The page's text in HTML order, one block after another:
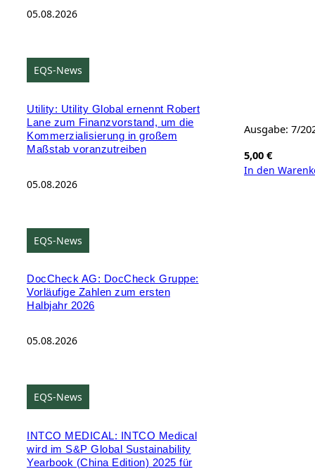
05.08.2026
EQS-News
Utility: Utility Global ernennt Robert
Lane zum Finanzvorstand, um die
Kommerzialisierung in großem
Maßstab voranzutreiben
05.08.2026
EQS-News
DocCheck AG: DocCheck Gruppe:
Vorläufige Zahlen zum ersten
Halbjahr 2026
05.08.2026
EQS-News
INTCO MEDICAL: INTCO Medical
wird im S&P Global Sustainability
Yearbook (China Edition) 2025 für
Ausgabe: 7/
5,00 €
In den